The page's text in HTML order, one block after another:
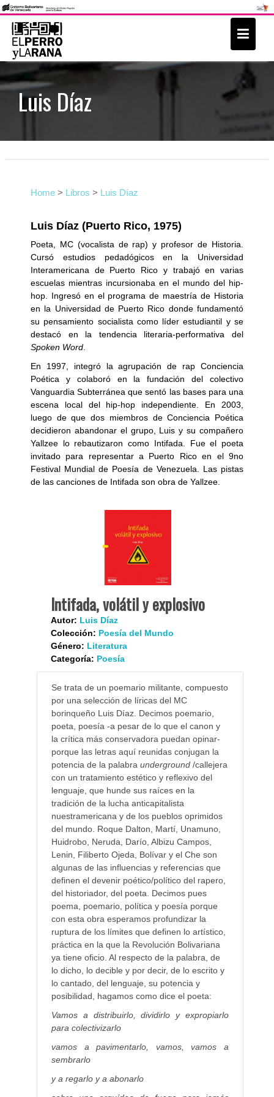
t
Luis Díaz
Home> Libros > Luis Díaz
Luis Díaz (Puerto Rico, 1975)
Poeta, MC (vocalista de rap) y profesor de Historia.
Cursó estudios pedadógicos en la Universidad
Interamericana de Puerto Rico y trabajó en varias
escuelas mientras incursionaba en el mundo del hip-
hop. Ingresó en el programa de maestría de Historia
en la Universidad de Puerto Rico donde fundamentó
su pensamiento socialista como líder estudiantil y se
destacó en la tendencia literaria-performativa del
Spoken Word.
En 1997, integró la agrupación de rap Conciencia
Poética y colaboró en la fundación del colectivo
Vanguardia Subterránea que sentó las bases para una
escena local del hip-hop independiente. En 2003,
luego de que dos miembros de Conciencia Poética
decidieron abandonar el grupo, Luis y su compañero
Yallzee lo rebautizaron como Intifada. Fue el poeta
invitado para representar a Puerto Rico en el 9no
Festival Mundial de Poesía de Venezuela. Las pistas
de las canciones de Intifada son obra de Yallzee.
Intifada, volátil y explosivo
Autor: Luis Díaz
Colección: Poesía del Mundo
Género: Literatura
Categoría: Poesía
Se trata de un poemario militante, compuesto
por una selección de líricas del MC
borinqueño Luis Díaz. Decimos poemario,
poeta, poesía -a pesar de lo que el canon y
la crítica más conservadora puedan opinar-
porque las letras aquí reunidas conjugan la
potencia de la palabra underground /callejera
con un tratamiento estético y reflexivo del
lenguaje, que hunde sus raíces en la
tradición de la lucha anticapitalista
nuestramericana y de los pueblos oprimidos
del mundo. Roque Dalton, Martí, Unamuno,
Huidrobo, Neruda, Darío, Albizu Campos,
Lenin, Filiberto Ojeda, Bolívar y el Che son
algunas de las influencias y referencias que
definen el devenir poético/político del rapero,
del historiador, del poeta. Decimos pues
poema, poemario, política y poesía porque
con esta obra esperamos profundizar la
ruptura de los límites que definen lo artístico,
práctica en la que la Revolución Bolivariana
ya tiene oficio. Al respecto de la palabra, de
lo dicho, lo decible y por decir, de lo escrito y
lo cantado, del lenguaje, su potencia y
posibilidad, hagamos como dice el poeta:
Vamos a distribuirlo, dividirlo y expropiarlo
para colectivizarlo
vamos a pavimentarlo, vamos, vamos a
sembrarlo
y a regarlo y a abonarlo